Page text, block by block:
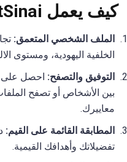
كيف يعمل SawYouAtSinai؟
الملف الشخصي المتعمق:
الخلفية اليهودية، ومستوى
التوفيق والتصفح: احصل على
بين الأشخاص أو تصفح
معاييرك.
المطابقة القائمة على القيم:
تفضيلاتك وأهدافك القيمية.